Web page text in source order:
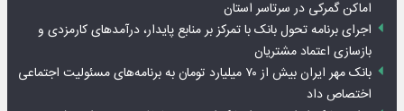
اماکن گمرکی در سرتاسر استان
اجرای برنامه تحول بانک با تمرکز بر منابع پایدار، درآمدهای کارمزدی و
بازسازی اعتماد مشتریان
بانک مهر ایران بیش از ۷۰ میلیارد تومان به برنامه‌های مسئولیت اجتماعی
اختصاص داد